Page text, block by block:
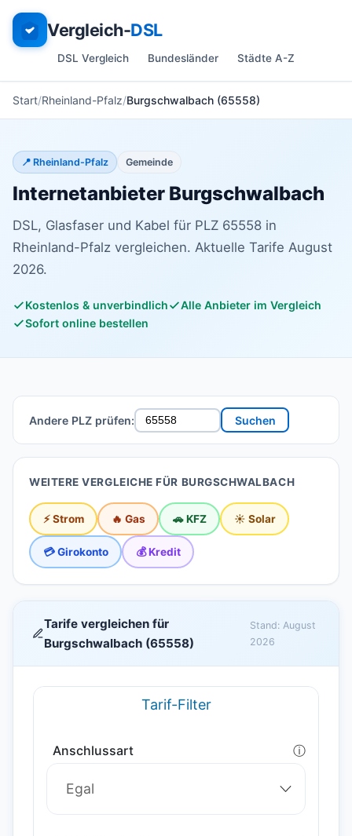
Vergleich-DSL
DSL Vergleich Bundesländer Städte A-Z
Start Rheinland-Pfalz Burgschwalbach (65558)
📍 Rheinland-Pfalz Gemeinde
Internetanbieter Burgschwalbach
DSL, Glasfaser und Kabel für PLZ 65558 in
Rheinland-Pfalz vergleichen. Aktuelle Tarife August
2026.
Kostenlos & unverbindlich
Alle Anbieter im Vergleich
Sofort online bestellen
Andere PLZ prüfen: Suchen
WEITERE VERGLEICHE FÜR BURGSCHWALBACH
⚡ Strom 🔥 Gas 🚗 KFZ ☀️ Solar
💳 Girokonto 💰 Kredit
Tarife vergleichen für
Burgschwalbach (65558)
Stand: August
2026